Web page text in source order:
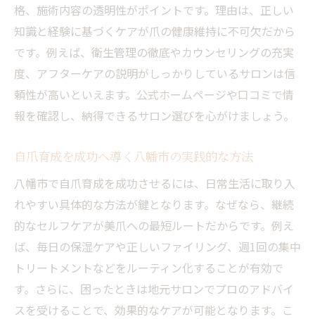
格、施術内容の透明性がポイントです。理由は、正しい
知識と経験に基づくケアが爪の健康維持に不可欠だから
です。例えば、衛生管理の徹底やカウンセリングの充実
度、アフターケアの説明がしっかりしているサロンは信
頼性が高いといえます。公式ホームページや口コミで情
報を確認し、納得できるサロン選びを心がけましょう。
自爪育成を成功へ導く八幡市の実践的な方法
八幡市で自爪育成を成功させるには、日常生活に取り入
れやすい具体的な方法が鍵となります。なぜなら、継続
的なセルフケアが美爪への最短ルートだからです。例え
ば、毎日の保湿ケアや正しいファイリング、週1回の集中
トリートメントなどをルーティン化することが有効で
す。さらに、困ったときは地元サロンでプロのアドバイ
スを受けることで、効果的なケアが可能となります。こ